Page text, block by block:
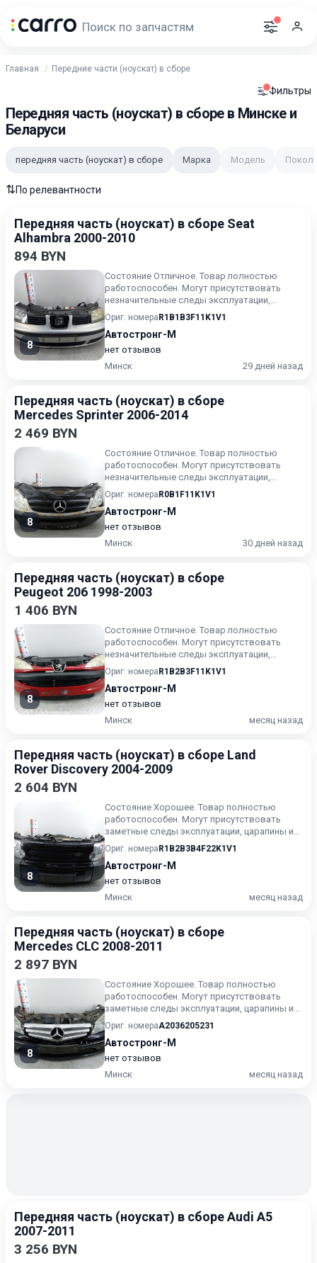
Главная Передние части (ноускат) в сборе
Фильтры
Передняя часть (ноускат) в сборе в Минске и
Беларуси
передняя часть (ноускат) в сборе Марка Модель
⇅По релевантности
Передняя часть (ноускат) в сборе Seat
Alhambra 2000-2010
894 BYN
8
Состояние Отличное. Товар полностью
работоспособен. Могут присутствовать
незначительные следы эксплуатации,
царапины на лакокрасочном покрыт...
Ориг. номера R1B1B3F11K1V1
Автостронг-М
нет отзывов
Минск
29 дней назад
Передняя часть (ноускат) в сборе
Mercedes Sprinter 2006-2014
2 469 BYN
8
Состояние Отличное. Товар полностью
работоспособен. Могут присутствовать
незначительные следы эксплуатации,
царапины на лакокрасочном покрыт...
Ориг. номера R0B1F11K1V1
Автостронг-М
нет отзывов
Минск
30 дней назад
Передняя часть (ноускат) в сборе
Peugeot 206 1998-2003
1 406 BYN
8
Состояние Отличное. Товар полностью
работоспособен. Могут присутствовать
незначительные следы эксплуатации,
царапины на лакокрасочном покрыт...
Ориг. номера R1B2B3F11K1V1
Автостронг-М
нет отзывов
Минск
месяц назад
Передняя часть (ноускат) в сборе Land
Rover Discovery 2004-2009
2 604 BYN
8
Состояние Хорошее. Товар полностью
работоспособен. Могут присутствовать
заметные следы эксплуатации, царапины и/
или износ. Товар может испол...
Ориг. номера R1B2B3B4F22K1V1
Автостронг-М
нет отзывов
Минск
месяц назад
Передняя часть (ноускат) в сборе
Mercedes CLC 2008-2011
2 897 BYN
8
Состояние Хорошее. Товар полностью
работоспособен. Могут присутствовать
заметные следы эксплуатации, царапины и/
или износ. Товар может испол...
Ориг. номераA2036205231
Автостронг-М
нет отзывов
Минск
месяц назад
Передняя часть (ноускат) в сборе Audi A5
2007-2011
3 256 BYN